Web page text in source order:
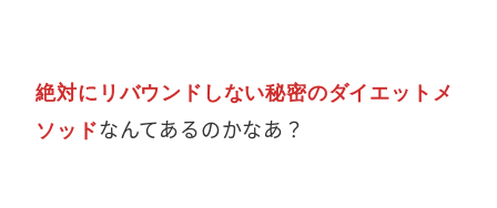
絶対にリバウンドしない秘密のダイエットメ
ソッドなんてあるのかなあ？